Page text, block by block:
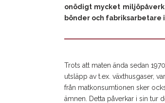
onödigt mycket
bönder och
Trots att maten ända sedan
utsläpp av t.ex. växthusgaser,
från matkonsumtionen sker
ämnen. Detta påverkar i sin tur